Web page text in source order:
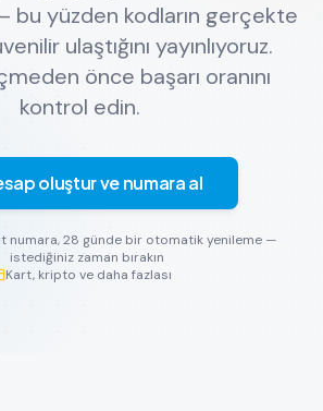
— bu yüzden kodların gerçekte
ulaştığını yayınlıyoruz.
önce başarı oranını
kontrol edin.
oluştur ve numara al
numara, 28 günde bir otomatik yenileme —
istediğiniz zaman bırakın
Kart, kripto ve daha fazlası